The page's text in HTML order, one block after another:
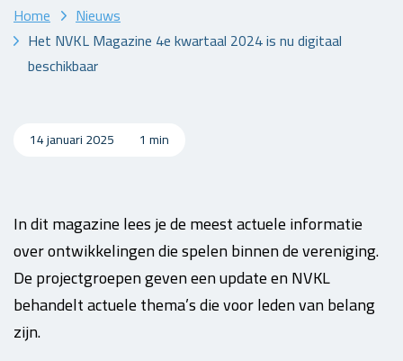
Home
Nieuws
Het NVKL Magazine 4e kwartaal 2024 is nu digitaal
beschikbaar
14 januari 2025 1 min
In dit magazine lees je de meest actuele informatie
over ontwikkelingen die spelen binnen de vereniging.
De projectgroepen geven een update en NVKL
behandelt actuele thema’s die voor leden van belang
zijn.